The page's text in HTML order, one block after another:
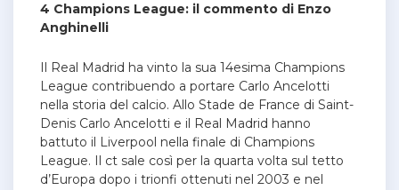
4 Champions League: il commento di Enzo
Anghinelli
Il Real Madrid ha vinto la sua 14esima Champions
League contribuendo a portare Carlo Ancelotti
nella storia del calcio. Allo Stade de France di Saint-
Denis Carlo Ancelotti e il Real Madrid hanno
battuto il Liverpool nella finale di Champions
League. Il ct sale così per la quarta volta sul tetto
d’Europa dopo i trionfi ottenuti nel 2003 e nel